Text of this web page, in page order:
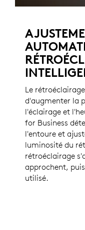
Le
d'augmenter la
l'éclairage et
for Business
l'entoure et
luminosité du
rétroéclairage
approchent,
utilisé.